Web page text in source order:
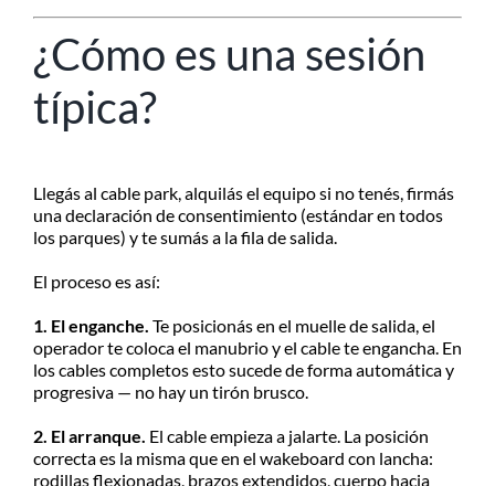
¿Cómo es una sesión
típica?
Llegás al cable park, alquilás el equipo si no tenés, firmás
una declaración de consentimiento (estándar en todos
los parques) y te sumás a la fila de salida.
El proceso es así:
1. El enganche. Te posicionás en el muelle de salida, el
operador te coloca el manubrio y el cable te engancha. En
los cables completos esto sucede de forma automática y
progresiva — no hay un tirón brusco.
2. El arranque. El cable empieza a jalarte. La posición
correcta es la misma que en el wakeboard con lancha:
rodillas flexionadas, brazos extendidos, cuerpo hacia